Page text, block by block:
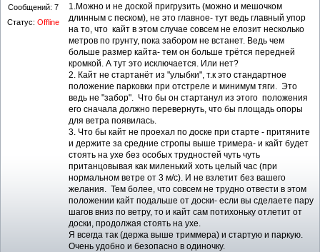
Сообщений: 7
Статус: Offline
1.Можно и не доской пригрузить (можно и мешочком
длинным с песком), не это главное- тут ведь главный упор
на то, что кайт в этом случае совсем не елозит несколько
метров по грунту, пока забором не встанет. Ведь чем
больше размер кайта- тем он больше трётся передней
кромкой. А тут это исключается. Или нет?
2. Кайт не стартанёт из "улыбки", т.к это стандартное
положение парковки при отстреле и минимум тяги. Это
ведь не "забор". Что бы он стартанул из этого положения
его сначала должно перевернуть, что бы площадь опоры
для ветра появилась.
3. Что бы кайт не проехал по доске при старте - притяните
и держите за средние стропы выше тримера- и кайт будет
стоять на ухе без особых трудностей чуть чуть
пританцовывая как миленький хоть целый час (при
нормальном ветре от 3 м/с). И не взлетит без вашего
желания. Тем более, что совсем не трудно отвести в этом
положении кайт подальше от доски- если вы сделаете пару
шагов вниз по ветру, то и кайт сам потихоньку отлетит от
доски, продолжая стоять на ухе.
Я всегда так (держа выше триммера) и стартую и паркую.
Очень удобно и безопасно в одиночку.